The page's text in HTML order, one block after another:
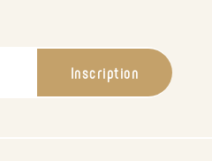
Inscription